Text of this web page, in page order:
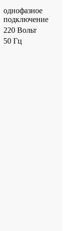
однофазное
подключение
220 Вольт
50 Гц